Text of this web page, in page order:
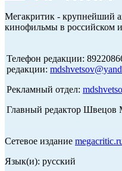
Мегакритик - крупнейший
кинофильмы в российском
Телефон редакции:
редакции:
Рекламный отдел:
Главный редактор
Сетевое издание
Язык(и): русский